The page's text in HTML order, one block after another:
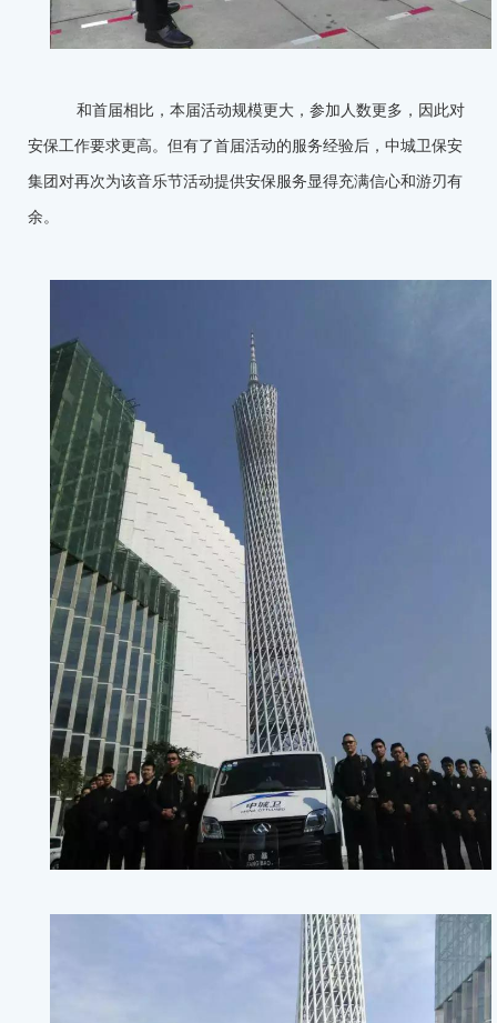
和首届相比，本届活动规模更大，参加人数更多，因此对
安保工作要求更高。但有了首届活动的服务经验后，中城卫保安
集团对再次为该音乐节活动提供安保服务显得充满信心和游刃有
余。